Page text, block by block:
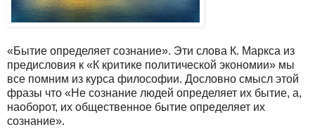
«Бытие определяет сознание». Эти слова К. Маркса из
предисловия к «К критике политической экономии» мы
все помним из курса философии. Дословно смысл этой
фразы что «Не сознание людей определяет их бытие, а,
наоборот, их общественное бытие определяет их
сознание».